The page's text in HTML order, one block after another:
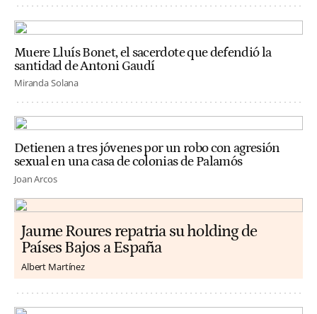
Muere Lluís Bonet, el sacerdote que defendió la
santidad de Antoni Gaudí
Miranda Solana
Detienen a tres jóvenes por un robo con agresión
sexual en una casa de colonias de Palamós
Joan Arcos
Jaume Roures repatria su holding de
Países Bajos a España
Albert Martínez